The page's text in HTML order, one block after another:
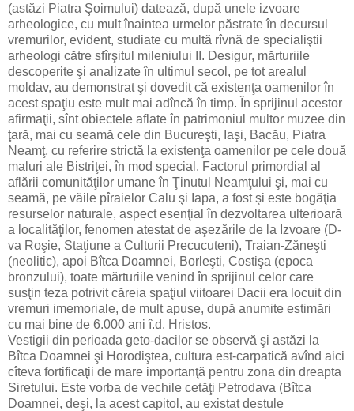
(astăzi Piatra Şoimului) datează, după unele izvoare
arheologice, cu mult înaintea urmelor păstrate în decursul
vremurilor, evident, studiate cu multă rîvnă de specialiştii
arheologi către sfîrşitul mileniului II. Desigur, mărturiile
descoperite şi analizate în ultimul secol, pe tot arealul
moldav, au demonstrat şi dovedit că existenţa oamenilor în
acest spaţiu este mult mai adîncă în timp. În sprijinul acestor
afirmaţii, sînt obiectele aflate în patrimoniul multor muzee din
ţară, mai cu seamă cele din Bucureşti, Iaşi, Bacău, Piatra
Neamţ, cu referire strictă la existenţa oamenilor pe cele două
maluri ale Bistriţei, în mod special. Factorul primordial al
aflării comunităţilor umane în Ţinutul Neamţului şi, mai cu
seamă, pe văile pîraielor Calu şi Iapa, a fost şi este bogăţia
resurselor naturale, aspect esenţial în dezvoltarea ulterioară
a localităţilor, fenomen atestat de aşezările de la Izvoare (D-
va Roşie, Staţiune a Culturii Precucuteni), Traian-Zăneşti
(neolitic), apoi Bîtca Doamnei, Borleşti, Costişa (epoca
bronzului), toate mărturiile venind în sprijinul celor care
susţin teza potrivit căreia spaţiul viitoarei Dacii era locuit din
vremuri imemoriale, de mult apuse, după anumite estimări
cu mai bine de 6.000 ani î.d. Hristos.
Vestigii din perioada geto-dacilor se observă şi astăzi la
Bîtca Doamnei şi Horodiştea, cultura est-carpatică avînd aici
cîteva fortificaţii de mare importanţă pentru zona din dreapta
Siretului. Este vorba de vechile cetăţi Petrodava (Bîtca
Doamnei, deşi, la acest capitol, au existat destule